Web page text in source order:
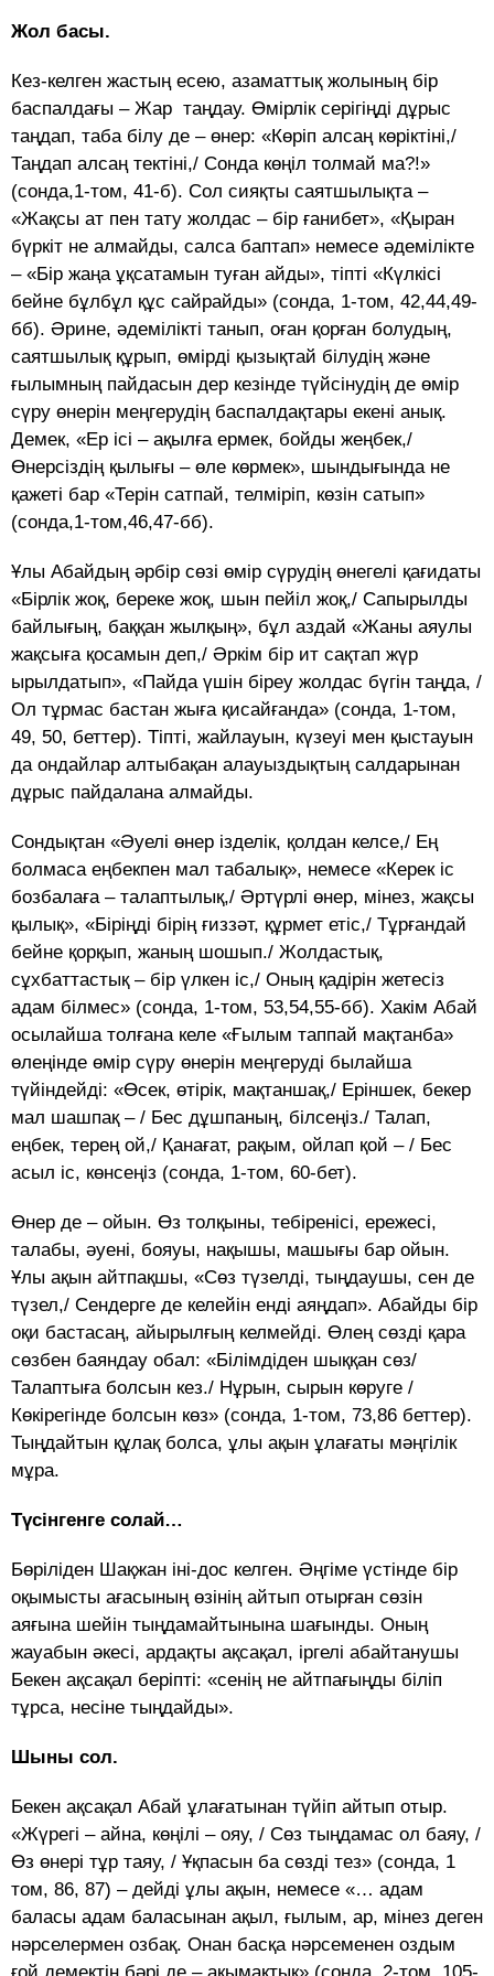
Жол басы.
Кез-келген жастың есею, азаматтық жолының бір
баспалдағы – Жар таңдау. Өмірлік серігіңді дұрыс
таңдап, таба білу де – өнер: «Көріп алсаң көріктіні,/
Таңдап алсаң тектіні,/ Сонда көңіл толмай ма?!»
(сонда,1-том, 41-б). Сол сияқты саятшылықта –
«Жақсы ат пен тату жолдас – бір ғанибет», «Қыран
бүркіт не алмайды, салса баптап» немесе әдемілікте
– «Бір жаңа ұқсатамын туған айды», тіпті «Күлкісі
бейне бұлбұл құс сайрайды» (сонда, 1-том, 42,44,49-
бб). Әрине, әдемілікті танып, оған қорған болудың,
саятшылық құрып, өмірді қызықтай білудің және
ғылымның пайдасын дер кезінде түйсінудің де өмір
сүру өнерін меңгерудің баспалдақтары екені анық.
Демек, «Ер ісі – ақылға ермек, бойды жеңбек,/
Өнерсіздің қылығы – өле көрмек», шындығында не
қажеті бар «Терін сатпай, телміріп, көзін сатып»
(сонда,1-том,46,47-бб).
Ұлы Абайдың әрбір сөзі өмір сүрудің өнегелі қағидаты
«Бірлік жоқ, береке жоқ, шын пейіл жоқ,/ Сапырылды
байлығың, баққан жылқың», бұл аздай «Жаны аяулы
жақсыға қосамын деп,/ Әркім бір ит сақтап жүр
ырылдатып», «Пайда үшін біреу жолдас бүгін таңда, /
Ол тұрмас бастан жыға қисайғанда» (сонда, 1-том,
49, 50, беттер). Тіпті, жайлауын, күзеуі мен қыстауын
да ондайлар алтыбақан алауыздықтың салдарынан
дұрыс пайдалана алмайды.
Сондықтан «Әуелі өнер ізделік, қолдан келсе,/ Ең
болмаса еңбекпен мал табалық», немесе «Керек іс
бозбалаға – талаптылық,/ Әртүрлі өнер, мінез, жақсы
қылық», «Біріңді бірің ғиззәт, құрмет етіс,/ Тұрғандай
бейне қорқып, жаның шошып./ Жолдастық,
сұхбаттастық – бір үлкен іс,/ Оның қадірін жетесіз
адам білмес» (сонда, 1-том, 53,54,55-бб). Хакім Абай
осылайша толғана келе «Ғылым таппай мақтанба»
өлеңінде өмір сүру өнерін меңгеруді былайша
түйіндейді: «Өсек, өтірік, мақтаншақ,/ Еріншек, бекер
мал шашпақ – / Бес дұшпаның, білсеңіз./ Талап,
еңбек, терең ой,/ Қанағат, рақым, ойлап қой – / Бес
асыл іс, көнсеңіз (сонда, 1-том, 60-бет).
Өнер де – ойын. Өз толқыны, тебіренісі, ережесі,
талабы, әуені, бояуы, нақышы, машығы бар ойын.
Ұлы ақын айтпақшы, «Сөз түзелді, тыңдаушы, сен де
түзел,/ Сендерге де келейін енді аяңдап». Абайды бір
оқи бастасаң, айырылғың келмейді. Өлең сөзді қара
сөзбен баяндау обал: «Білімдіден шыққан сөз/
Талаптыға болсын кез./ Нұрын, сырын көруге /
Көкірегінде болсын көз» (сонда, 1-том, 73,86 беттер).
Тыңдайтын құлақ болса, ұлы ақын ұлағаты мәңгілік
мұра.
Түсінгенге солай…
Бөріліден Шақжан іні-дос келген. Әңгіме үстінде бір
оқымысты ағасының өзінің айтып отырған сөзін
аяғына шейін тыңдамайтынына шағынды. Оның
жауабын әкесі, ардақты ақсақал, іргелі абайтанушы
Бекен ақсақал беріпті: «сенің не айтпағыңды біліп
тұрса, несіне тыңдайды».
Шыны сол.
Бекен ақсақал Абай ұлағатынан түйіп айтып отыр.
«Жүрегі – айна, көңілі – ояу, / Сөз тыңдамас ол баяу, /
Өз өнері тұр таяу, / Ұқпасын ба сөзді тез» (сонда, 1
том, 86, 87) – дейді ұлы ақын, немесе «… адам
баласы адам баласынан ақыл, ғылым, ар, мінез деген
нәрселермен озбақ. Онан басқа нәрсеменен оздым